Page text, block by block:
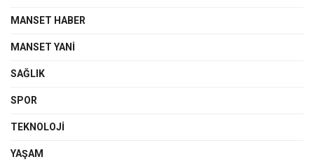
MANSET HABER
MANSET YANI
SAĞLIK
SPOR
TEKNOLOJI
YAŞAM